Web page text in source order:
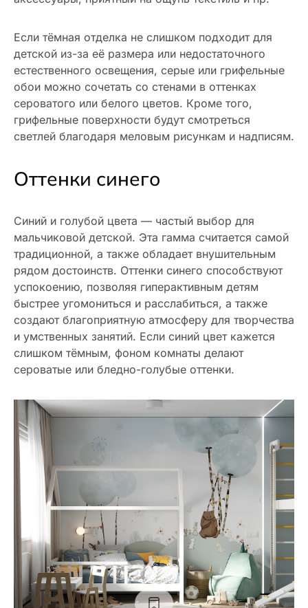
Если тёмная отделка не слишком подходит для
детской из-за её размера или недостаточного
естественного освещения, серые или грифельные
обои можно сочетать со стенами в оттенках
сероватого или белого цветов. Кроме того,
грифельные поверхности будут смотреться
светлей благодаря меловым рисункам и надписям.
Оттенки синего
Синий и голубой цвета — частый выбор для
мальчиковой детской. Эта гамма считается самой
традиционной, а также обладает внушительным
рядом достоинств. Оттенки синего способствуют
успокоению, позволяя гиперактивным детям
быстрее угомониться и расслабиться, а также
создают благоприятную атмосферу для творчества
и умственных занятий. Если синий цвет кажется
слишком тёмным, фоном комнаты делают
сероватые или бледно-голубые оттенки.